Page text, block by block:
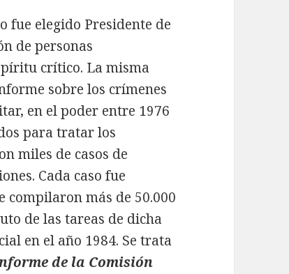
fue elegido Presidente de
de personas
crítico. La misma
sobre los crímenes
en el poder entre 1976
para tratar los
miles de casos de
Cada caso fue
compilaron más de 50.000
de las tareas de dicha
en el año 1984. Se trata
de la Comisión